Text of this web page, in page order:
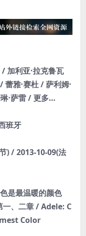
加利亚·拉克鲁瓦
雅·赛杜 / 萨利姆·
·萨雷 / 更多…
班牙
) / 2013-10-09(法
是最温暖的颜色
一、二章 / Adele: C
Color